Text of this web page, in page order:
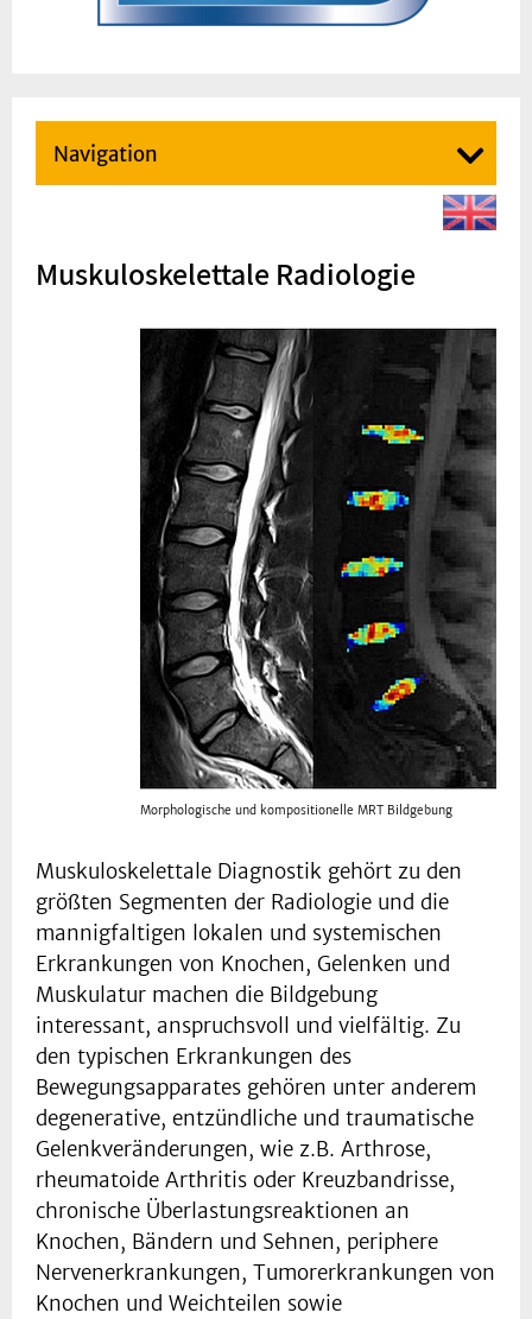
Navigation
Muskuloskelettale Radiologie
Morphologische und kompositionelle MRT Bildgebung
Muskuloskelettale Diagnostik gehört zu den
größten Segmenten der Radiologie und die
mannigfaltigen lokalen und systemischen
Erkrankungen von Knochen, Gelenken und
Muskulatur machen die Bildgebung
interessant, anspruchsvoll und vielfältig. Zu
den typischen Erkrankungen des
Bewegungsapparates gehören unter anderem
degenerative, entzündliche und traumatische
Gelenkveränderungen, wie z.B. Arthrose,
rheumatoide Arthritis oder Kreuzbandrisse,
chronische Überlastungsreaktionen an
Knochen, Bändern und Sehnen, periphere
Nervenerkrankungen, Tumorerkrankungen von
Knochen und Weichteilen sowie